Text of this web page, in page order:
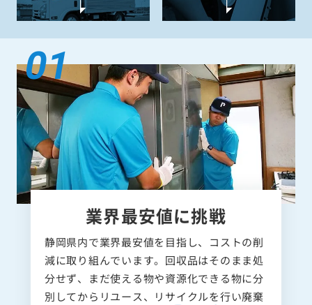
業界最安値に挑戦
静岡県内で業界最安値を目指し、コストの削
減に取り組んでいます。回収品はそのまま処
分せず、まだ使える物や資源化できる物に分
別してからリユース、リサイクルを行い廃棄